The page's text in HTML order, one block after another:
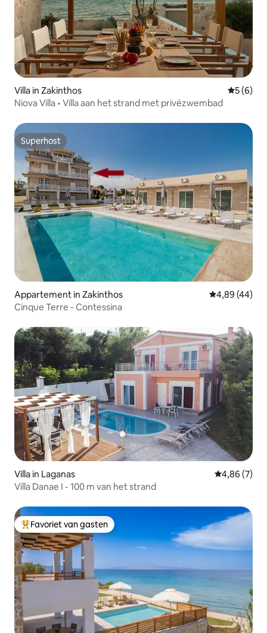
Villa in Zakinthos
5 (6)
Niova Villa • Villa aan het strand met privézwembad
Superhost
Superhost
Appartement in Zakinthos Gemiddelde
4,89 (44)
Cinque Terre - Contessina
Villa in Laganas Gemiddelde
4,86 (7)
Villa Danae I - 100 m van het strand
Topfavoriet van gasten
Favoriet van gasten